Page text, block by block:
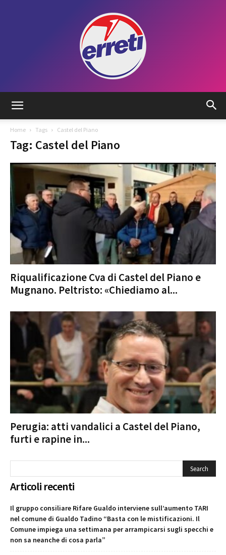
Tadino
Home Tags Castel del Piano
Tag: Castel del Piano
Riqualificazione Cva di Castel del Piano e
Mugnano. Peltristo: «Chiediamo al...
Perugia: atti vandalici a Castel del Piano,
furti e rapine in...
Articoli recenti
Il gruppo consiliare Rifare Gualdo interviene sull’aumento TARI
nel comune di Gualdo Tadino “Basta con le mistificazioni. Il
Comune impiega una settimana per arrampicarsi sugli specchi e
non sa neanche di cosa parla”